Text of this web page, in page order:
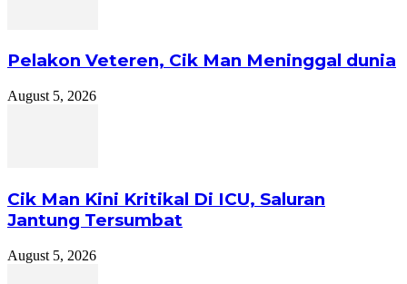
Pelakon Veteren, Cik Man Meninggal dunia
August 5, 2026
Cik Man Kini Kritikal Di ICU, Saluran
Jantung Tersumbat
August 5, 2026